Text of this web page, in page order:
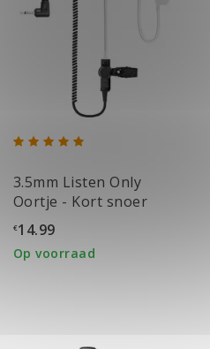
3.5mm Listen Only
Oortje - Kort snoer
€14.99
Op voorraad